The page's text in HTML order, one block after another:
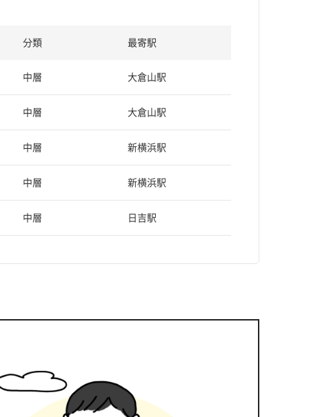
分類 最寄駅
中層 大倉山駅
中層 大倉山駅
中層 新横浜駅
中層 新横浜駅
中層 日吉駅